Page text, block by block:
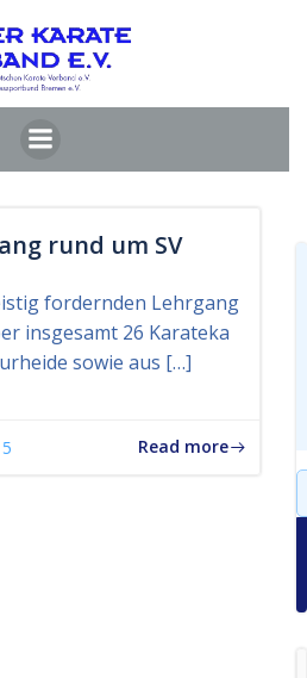
Inhalt
springen
rund um SV
fordernden Lehrgang
insgesamt 26 Karateka
sowie aus […]
Read more